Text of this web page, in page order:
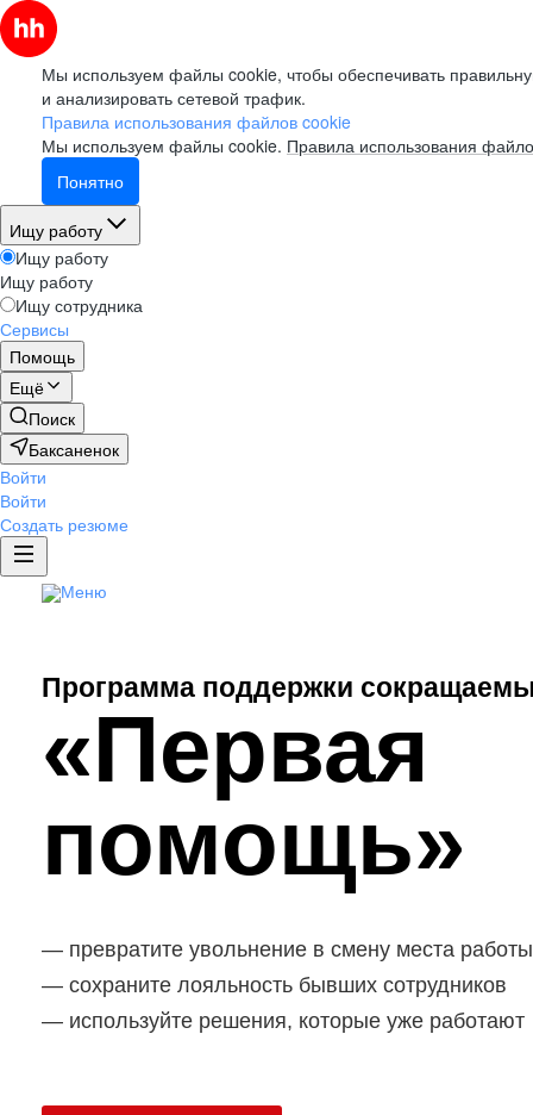
Мы используем файлы cookie, чтобы обеспечивать
и анализировать сетевой трафик.
Правила использования файлов cookie
Мы используем файлы cookie. Правила использования
Понятно
Ищу работу
Ищу работу
Ищу работу
Ищу сотрудника
Сервисы
Помощь
Ещё
Поиск
Баксаненок
Войти
Войти
Создать резюме
HRspace - подбор сотрудников
Рекламные продукты
Clickme: продвижение
Программа поддержки
«Первая
помощь»
превратите увольнение в смену места работы
сохраните лояльность бывших сотрудников
используйте решения, которые уже работают